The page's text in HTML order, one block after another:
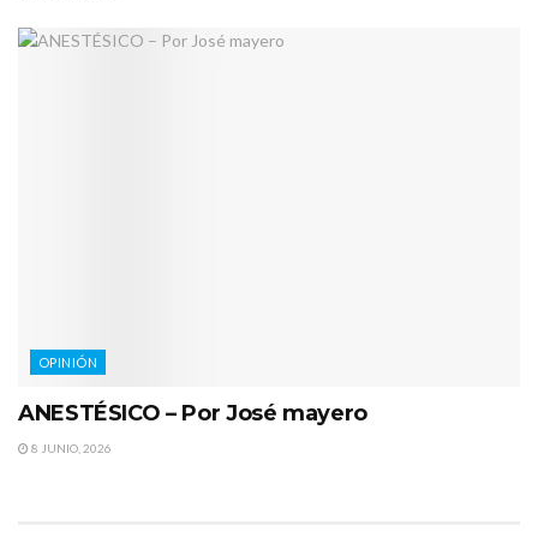
OPINIÓN
ANESTÉSICO – Por José mayero
8 JUNIO, 2026